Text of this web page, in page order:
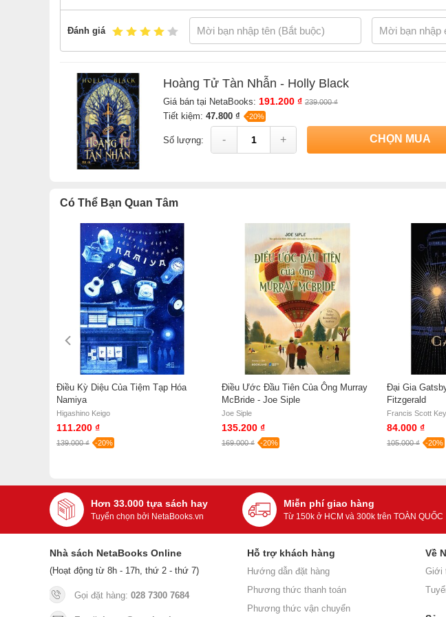
Thông tin tác giả Holly Black
Holly Black
Holly Blacklà tác giả tiểu thuyết giả tưởng bán chạy số 1 theo tờ The New York
England cùng gia đình trong một ngôi nhà có thư viện bí mật. Các tác phẩm của
trên toàn thế giới và được chuyển thể thành phim.
Xem tất cả sách của tác giả Holly Black
Đánh giá
Hoàng Tử Tàn Nhẫn - Holly Black
Giá bán tại NetaBooks: 191.200 ₫ 239.000 ₫
Tiết kiệm: 47.800 ₫ -20%
Số lượng: - + CHỌN MUA
Có Thể Bạn Quan Tâm
Điều Kỳ Diệu Của Tiệm Tạp Hóa
Namiya
Higashino Keigo
111.200 ₫
139.000 ₫ -20%
Điều Ước Đầu Tiên Của Ông Murray
McBride - Joe Siple
Joe Siple
135.200 ₫
169.000 ₫ -20%
Đại Gia
Fitzgerald
Francis Scott
84.000 ₫
105.000 ₫ -20%
Hơn 33.000 tựa sách hay
Tuyển chọn bởi NetaBooks.vn
Miễn phí giao hàng
Từ 150k ở HCM và 300k trên TOÀN QUỐC
Nhà sách NetaBooks Online
(Hoạt động từ 8h - 17h, thứ 2 - thứ 7)
Gọi đặt hàng: 028 7300 7684
Hỗ trợ khách hàng
Hướng dẫn đặt hàng
Phương thức thanh toán
Phương thức vận chuyển
Về
Giới